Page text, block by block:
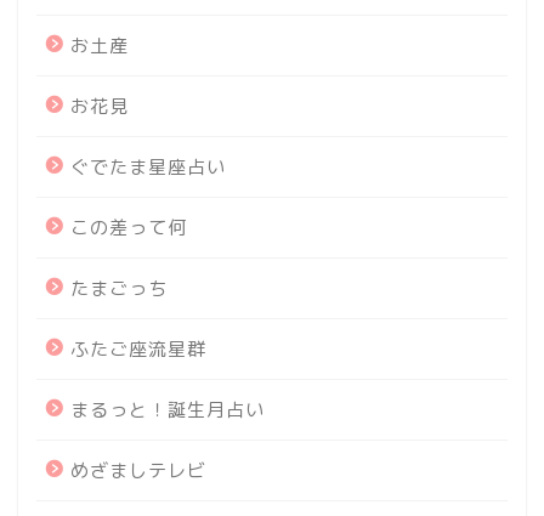
お土産
お花見
ぐでたま星座占い
この差って何
たまごっち
ふたご座流星群
まるっと！誕生月占い
めざましテレビ